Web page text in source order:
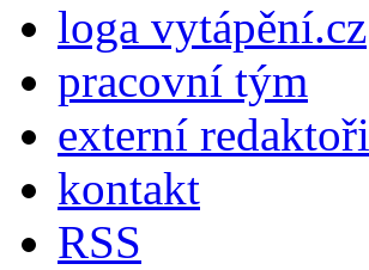
loga vytápění.cz
pracovní tým
externí redaktoři
kontakt
RSS